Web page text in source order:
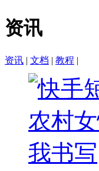
资讯
资讯 | 文档 | 教程 |